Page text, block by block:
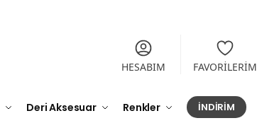
HESABIM FAVORİLERİM
Deri Aksesuar Renkler İNDİRİM